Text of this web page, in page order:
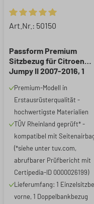
Durchschnittliche
Art.Nr.: 50150
Passform Premium
Sitzbezug für Citroen
Jumpy II 2007-2016, 1
Doppelbankbezug
Premium-Modell in
Erstausrüsterqualität -
hochwertigste Materialien
TÜV Rheinland geprüft* -
kompatibel mit
(*siehe unter tuv.com,
abrufbarer Prüfbericht mit
Certipedia-ID 0000026199)
Lieferumfang: 1
vorne, 1 Doppelbankbezug